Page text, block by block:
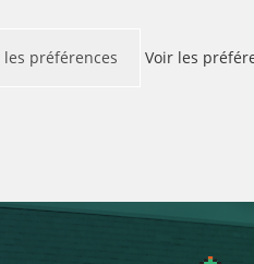
préférences Voir les